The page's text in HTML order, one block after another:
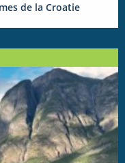
de la Croatie